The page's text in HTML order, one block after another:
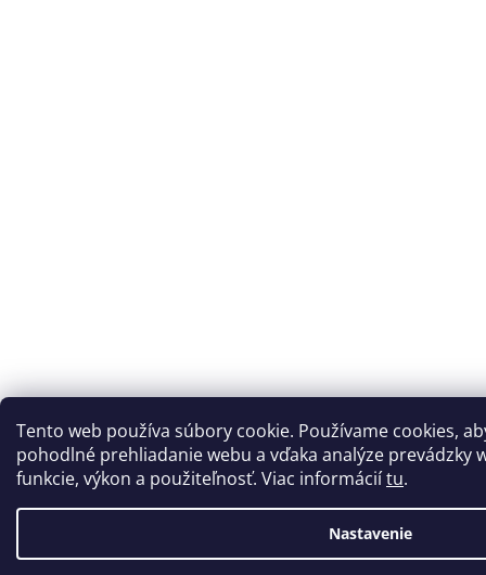
Tento web používa súbory cookie. Používame cookies,
pohodlné prehliadanie webu a vďaka analýze prevádzky
funkcie, výkon a použiteľnosť. Viac informáciítu.
Nastavenie